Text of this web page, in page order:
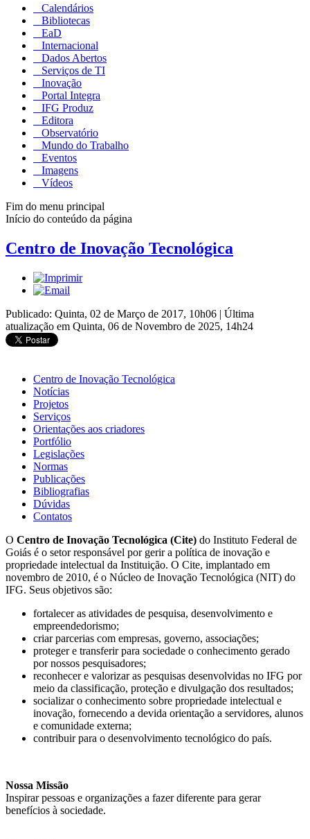
Calendários
Bibliotecas
EaD
Internacional
Dados Abertos
Serviços de TI
Inovação
Portal Integra
IFG Produz
Editora
Observatório
Mundo do Trabalho
Eventos
Imagens
Vídeos
Fim do menu principal
Início do conteúdo da página
Centro de Inovação Tecnológica
Publicado: Quinta, 02 de Março de 2017, 10h06 | Última
atualização em Quinta, 06 de Novembro de 2025, 14h24
Centro de Inovação Tecnológica
Notícias
Projetos
Serviços
Orientações aos criadores
Portfólio
Legislações
Normas
Publicações
Bibliografias
Dúvidas
Contatos
O Centro de Inovação Tecnológica (Cite) do Instituto Federal de
Goiás é o setor responsável por gerir a política de inovação e
propriedade intelectual da Instituição. O Cite, implantado em
novembro de 2010, é o Núcleo de Inovação Tecnológica (NIT) do
IFG. Seus objetivos são:
fortalecer as atividades de pesquisa, desenvolvimento e
empreendedorismo;
criar parcerias com empresas, governo, associações;
proteger e transferir para sociedade o conhecimento gerado
por nossos pesquisadores;
reconhecer e valorizar as pesquisas desenvolvidas no IFG por
meio da classificação, proteção e divulgação dos resultados;
socializar o conhecimento sobre propriedade intelectual e
inovação, fornecendo a devida orientação a servidores, alunos
e comunidade externa;
contribuir para o desenvolvimento tecnológico do país.
Nossa Missão
Inspirar pessoas e organizações a fazer diferente para gerar
benefícios à sociedade.